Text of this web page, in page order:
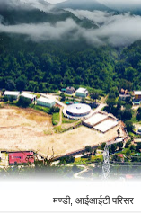
मण्डी, आईआईटी परिसर